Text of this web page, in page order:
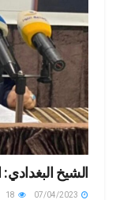
الشيخ